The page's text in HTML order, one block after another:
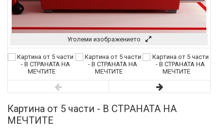
Уголеми изображението
Картина от 5 части - В СТРАНАТА НА
МЕЧТИТЕ